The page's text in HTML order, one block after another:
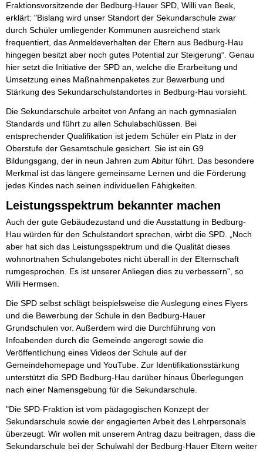
Fraktionsvorsitzende der Bedburg-Hauer SPD, Willi van Beek,
erklärt: "Bislang wird unser Standort der Sekundarschule zwar
durch Schüler umliegender Kommunen ausreichend stark
frequentiert, das Anmeldeverhalten der Eltern aus Bedburg-Hau
hingegen besitzt aber noch gutes Potential zur Steigerung“. Genau
hier setzt die Initiative der SPD an, welche die Erarbeitung und
Umsetzung eines Maßnahmenpaketes zur Bewerbung und
Stärkung des Sekundarschulstandortes in Bedburg-Hau vorsieht.
Die Sekundarschule arbeitet von Anfang an nach gymnasialen
Standards und führt zu allen Schulabschlüssen. Bei
entsprechender Qualifikation ist jedem Schüler ein Platz in der
Oberstufe der Gesamtschule gesichert. Sie ist ein G9
Bildungsgang, der in neun Jahren zum Abitur führt. Das besondere
Merkmal ist das längere gemeinsame Lernen und die Förderung
jedes Kindes nach seinen individuellen Fähigkeiten.
Leistungsspektrum bekannter machen
Auch der gute Gebäudezustand und die Ausstattung in Bedburg-
Hau würden für den Schulstandort sprechen, wirbt die SPD. „Noch
aber hat sich das Leistungsspektrum und die Qualität dieses
wohnortnahen Schulangebotes nicht überall in der Elternschaft
rumgesprochen. Es ist unserer Anliegen dies zu verbessern", so
Willi Hermsen.
Die SPD selbst schlägt beispielsweise die Auslegung eines Flyers
und die Bewerbung der Schule in den Bedburg-Hauer
Grundschulen vor. Außerdem wird die Durchführung von
Infoabenden durch die Gemeinde angeregt sowie die
Veröffentlichung eines Videos der Schule auf der
Gemeindehomepage und YouTube. Zur Identifikationsstärkung
unterstützt die SPD Bedburg-Hau darüber hinaus Überlegungen
nach einer Namensgebung für die Sekundarschule.
"Die SPD-Fraktion ist vom pädagogischen Konzept der
Sekundarschule sowie der engagierten Arbeit des Lehrpersonals
überzeugt. Wir wollen mit unserem Antrag dazu beitragen, dass die
Sekundarschule bei der Schulwahl der Bedburg-Hauer Eltern weiter